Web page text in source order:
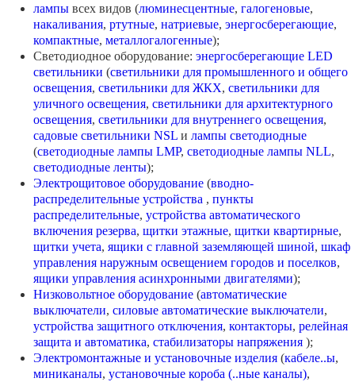
лампы всех видов (люминесцентные, галогеновые,
накаливания, ртутные, натриевые, энергосберегающие,
компактные, металлогалогенные);
Светодиодное оборудование: энергосберегающие LED
светильники (светильники для промышленного и общего
освещения, светильники для ЖКХ, светильники для
уличного освещения, светильники для архитектурного
освещения, светильники для внутреннего освещения,
садовые светильники NSL и лампы светодиодные
(светодиодные лампы LMP, светодиодные лампы NLL,
светодиодные ленты);
Электрощитовое оборудование (вводно-
распределительные устройства , пункты
распределительные, устройства автоматического
включения резерва, щитки этажные, щитки квартирные,
щитки учета, ящики с главной заземляющей шиной, шкаф
управления наружным освещением городов и поселков,
ящики управления асинхронными двигателями);
Низковольтное оборудование (автоматические
выключатели, силовые автоматические выключатели,
устройства защитного отключения, контакторы, релейная
защита и автоматика, стабилизаторы напряжения );
Электромонтажные и установочные изделия (кабеле..ы,
миниканалы, установочные короба (..ные каналы),